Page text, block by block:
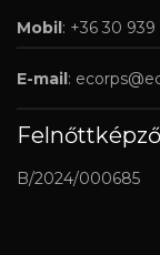
Mobil: +36 30 939
E-mail:
B/2024/000685